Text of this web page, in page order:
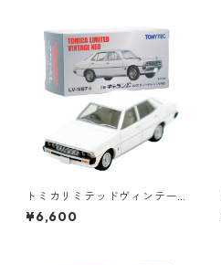
トミカリミテッドヴィンテー
ジネオ LV-N87b 三菱 ギャラン
Σ 2000 スーパーサルーン 76
¥6,600